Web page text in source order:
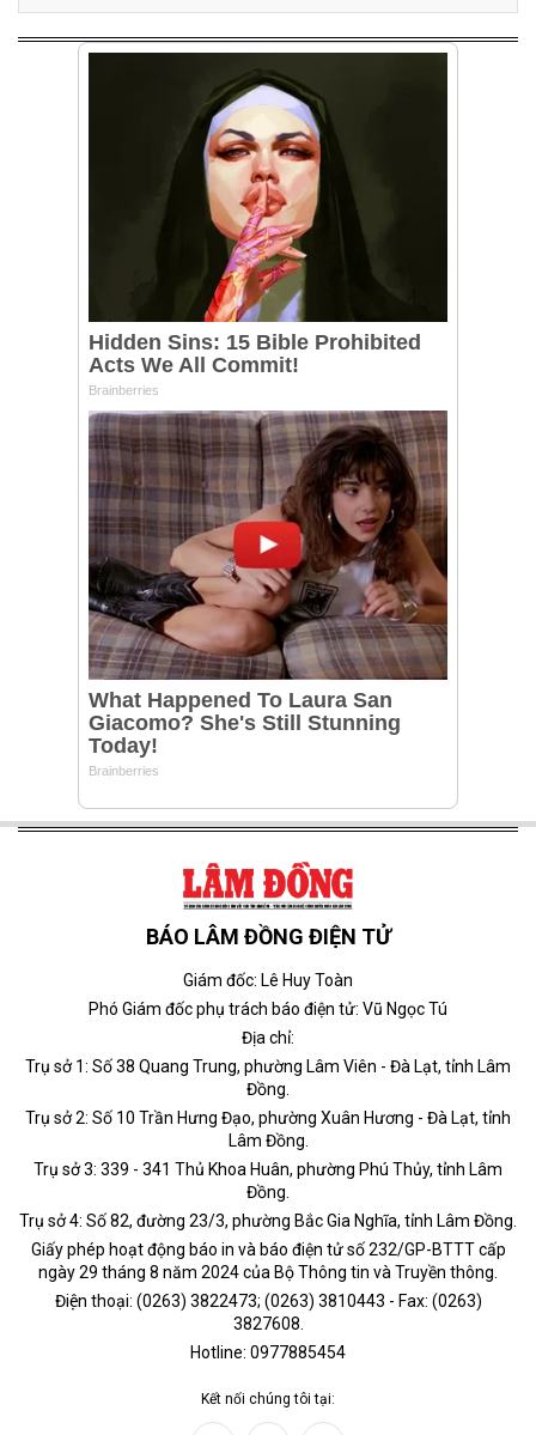
BÁO LÂM ĐỒNG ĐIỆN TỬ
Giám đốc: Lê Huy Toàn
Phó Giám đốc phụ trách báo điện tử: Vũ Ngọc Tú
Địa chỉ:
Trụ sở 1: Số 38 Quang Trung, phường Lâm Viên - Đà Lạt, tỉnh Lâm
Đồng.
Trụ sở 2: Số 10 Trần Hưng Đạo, phường Xuân Hương - Đà Lạt, tỉnh
Lâm Đồng.
Trụ sở 3: 339 - 341 Thủ Khoa Huân, phường Phú Thủy, tỉnh Lâm
Đồng.
Trụ sở 4: Số 82, đường 23/3, phường Bắc Gia Nghĩa, tỉnh Lâm Đồng.
Giấy phép hoạt động báo in và báo điện tử số 232/GP-BTTT cấp
ngày 29 tháng 8 năm 2024 của Bộ Thông tin và Truyền thông.
Điện thoại: (0263) 3822473; (0263) 3810443 - Fax: (0263)
3827608.
Hotline: 0977885454
Kết nối chúng tôi tại: